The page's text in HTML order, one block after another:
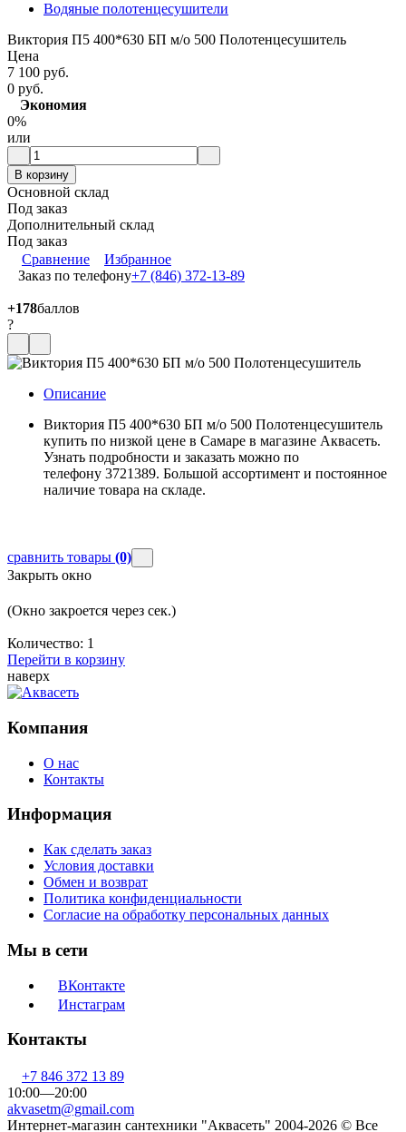
Водяные полотенцесушители
Виктория П5 400*630 БП м/о 500 Полотенцесушитель
Цена
7 100 руб.
0 руб.
Экономия
0%
или
В корзину
Основной склад
Под заказ
Дополнительный склад
Под заказ
Сравнение
Избранное
Заказ по телефону+7 (846) 372-13-89
+178баллов
?
Описание
Виктория П5 400*630 БП м/о 500 Полотенцесушитель
купить по низкой цене в Самаре в магазине Аквасеть.
Узнать подробности и заказать можно по
телефону 3721389. Большой ассортимент и постоянное
наличие товара на складе.
сравнить товары (0)
Закрыть окно
(Окно закроется через сек.)
Количество: 1
Перейти в корзину
наверх
Компания
О нас
Контакты
Информация
Как сделать заказ
Условия доставки
Обмен и возврат
Политика конфиденциальности
Согласие на обработку персональных данных
Мы в сети
ВКонтакте
Инстаграм
Контакты
+7 846 372 13 89
10:00—20:00
akvasetm@gmail.com
Интернет-магазин сантехники "Аквасеть" 2004-2026 © Все